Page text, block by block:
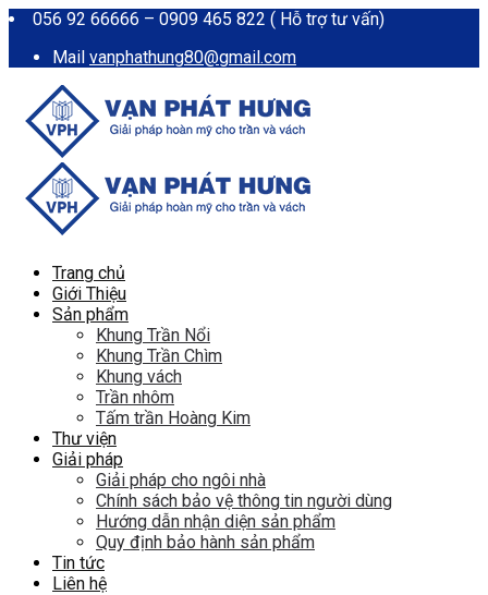
056 92 66666 – 0909 465 822 ( Hỗ trợ tư vấn)
Mail vanphathung80@gmail.com
Trang chủ
Giới Thiệu
Sản phẩm
Khung Trần Nổi
Khung Trần Chìm
Khung vách
Trần nhôm
Tấm trần Hoàng Kim
Thư viện
Giải pháp
Giải pháp cho ngôi nhà
Chính sách bảo vệ thông tin người dùng
Hướng dẫn nhận diện sản phẩm
Quy định bảo hành sản phẩm
Tin tức
Liên hệ